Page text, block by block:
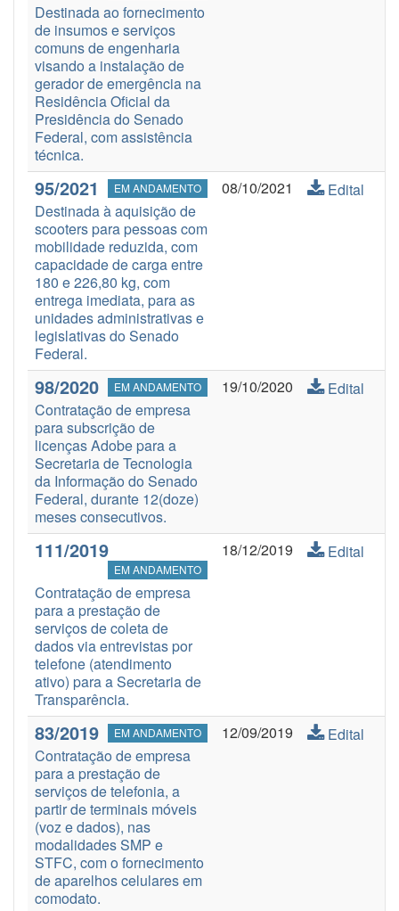
Destinada ao fornecimento
de insumos e serviços
comuns de engenharia
visando a instalação de
gerador de emergência na
Residência Oficial da
Presidência do Senado
Federal, com assistência
técnica.
95/2021 EM ANDAMENTO
Destinada à aquisição de
scooters para pessoas com
mobilidade reduzida, com
capacidade de carga entre
180 e 226,80 kg, com
entrega imediata, para as
unidades administrativas e
legislativas do Senado
Federal.
08/10/2021 Edital
98/2020 EM ANDAMENTO
Contratação de empresa
para subscrição de
licenças Adobe para a
Secretaria de Tecnologia
da Informação do Senado
Federal, durante 12(doze)
meses consecutivos.
19/10/2020 Edital
111/2019
EM ANDAMENTO
Contratação de empresa
para a prestação de
serviços de coleta de
dados via entrevistas por
telefone (atendimento
ativo) para a Secretaria de
Transparência.
18/12/2019 Edital
83/2019 EM ANDAMENTO
Contratação de empresa
para a prestação de
serviços de telefonia, a
partir de terminais móveis
(voz e dados), nas
modalidades SMP e
STFC, com o fornecimento
de aparelhos celulares em
comodato.
12/09/2019 Edital